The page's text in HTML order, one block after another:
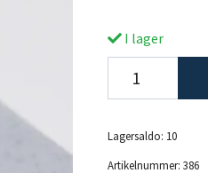
I lager
Lagersaldo: 10
Artikelnummer: 386